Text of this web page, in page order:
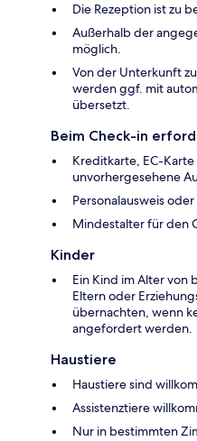
Die Rezeption ist zu
Außerhalb der
möglich.
Von der Unterkunft
werden ggf. mit
übersetzt.
Beim Check-in
Kreditkarte, EC-
unvorhergesehene
Personalausweis
Mindestalter für den
Kinder
Ein Kind im Alter von
Eltern oder
übernachten, wenn
angefordert werden.
Haustiere
Haustiere sind
Assistenztiere
Nur in bestimmten